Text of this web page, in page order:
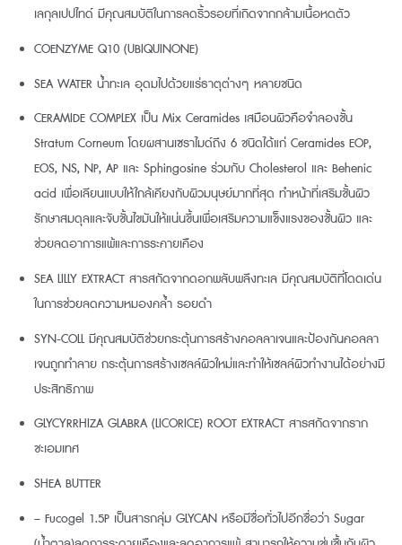
เลกุลเปปไทด์ มีคุณสมบัติในการลดริ้วรอยที่เกิดจากกล้ามเนื้อหดตัว
COENZYME Q10 (UBIQUINONE)
SEA WATER น้ำทะเล อุดมไปด้วยแร่ธาตุต่างๆ หลายชนิด
CERAMIDE COMPLEX เป็น Mix Ceramides เสมือนผิวคือจำลองชั้น
Stratum Corneum โดยผสานเซราไมด์ถึง 6 ชนิดได้แก่ Ceramides EOP,
EOS, NS, NP, AP และ Sphingosine ร่วมกับ Cholesterol และ Behenic
acid เพื่อเลียนแบบให้ใกล้เคียงกับผิวมนุษย์มากที่สุด ทำหน้าที่เสริมชั้นผิว
รักษาสมดุลและจับชั้นไขมันให้แน่นขึ้นเพื่อเสริมความแข็งแรงของชั้นผิว และ
ช่วยลดอาการแพ้และการระคายเคือง
SEA LILLY EXTRACT สารสกัดจากดอกพลับพลึงทะเล มีคุณสมบัติที่โดดเด่น
ในการช่วยลดความหมองคล้ำ รอยดำ
SYN-COLL มีคุณสมบัติช่วยกระตุ้นการสร้างคอลลาเจนและป้องกันคอลลา
เจนถูกทำลาย กระตุ้นการสร้างเซลล์ผิวใหม่และทำให้เซลล์ผิวทำงานได้อย่างมี
ประสิทธิภาพ
GLYCYRRHIZA GLABRA (LICORICE) ROOT EXTRACT สารสกัดจากราก
ชะเอมเทศ
SHEA BUTTER
– Fucogel 1.5P เป็นสารกลุ่ม GLYCAN หรือมีชื่อทั่วไปอีกชื่อว่า Sugar